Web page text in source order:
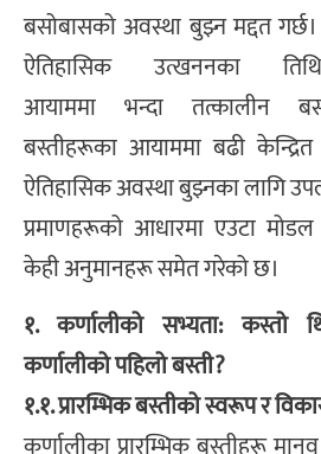
बसोबासको अवस्था बुझ्न मद्दत
ऐतिहासिक उत्खननका
आयाममा भन्दा तत्कालीन
बस्तीहरूका आयाममा बढी
ऐतिहासिक अवस्था बुझ्नका लागि
प्रमाणहरूको आधारमा एउटा मोडल
केही अनुमानहरू समेत गरेको छ।
१. कर्णालीको सभ्यता: कस्तो
कर्णालीको पहिलो बस्ती?
१.१. प्रारम्भिक बस्तीको स्वरूप र